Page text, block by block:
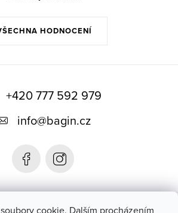
cookie. Dalším procházením
HODNOCENÍ
+420 777 592 979
info@bagin.cz